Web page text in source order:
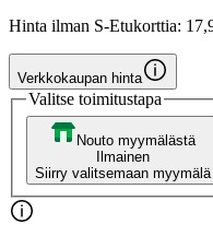
Hinta ilman S-Etukorttia:
Verkkokaupan hinta
Valitse toimitustapa
Nouto myymälästä
Ilmainen
Siirry valitsemaan myymälä